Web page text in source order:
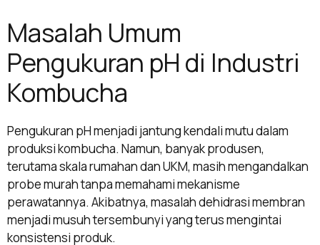
Masalah Umum
Pengukuran pH di Industri
Kombucha
Pengukuran pH menjadi jantung kendali mutu dalam
produksi kombucha. Namun, banyak produsen,
terutama skala rumahan dan UKM, masih mengandalkan
probe murah tanpa memahami mekanisme
perawatannya. Akibatnya, masalah dehidrasi membran
menjadi musuh tersembunyi yang terus mengintai
konsistensi produk.